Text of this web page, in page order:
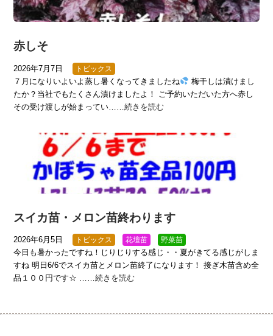
赤しそ
2026年7月7日 トピックス
７月になりいよいよ蒸し暑くなってきましたね
梅干しは漬けまし
たか？当社でもたくさん漬けましたよ！ ご予約いただいた方へ赤し
その受け渡しが始まってい……続きを読む
スイカ苗・メロン苗終わります
2026年6月5日 トピックス 花壇苗 野菜苗
今日も暑かったですね！じりじりする感じ・・夏がきてる感じがしま
すね 明日6/6でスイカ苗とメロン苗終了になります！ 接ぎ木苗含め全
品１００円です☆ ……続きを読む